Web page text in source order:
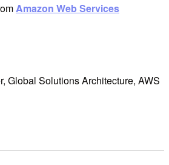
Amazon Web Services
Global Solutions Architecture, AWS